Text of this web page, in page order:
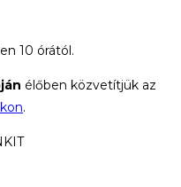
10 órától.
élőben közvetítjük az
.